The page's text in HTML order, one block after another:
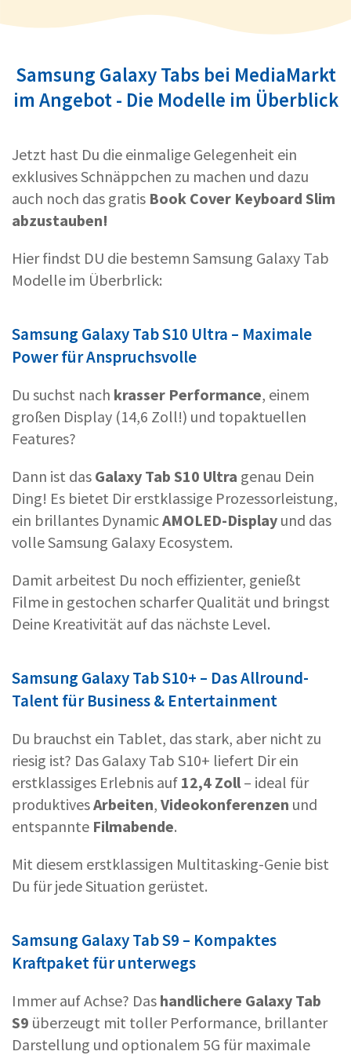
Samsung Galaxy Tabs bei MediaMarkt
im Angebot - Die Modelle im Überblick
Jetzt hast Du die einmalige Gelegenheit ein
exklusives Schnäppchen zu machen und dazu
auch noch das gratis Book Cover Keyboard Slim
abzustauben!
Hier findst DU die bestemn Samsung Galaxy Tab
Modelle im Überbrlick:
Samsung Galaxy Tab S10 Ultra – Maximale
Power für Anspruchsvolle
Du suchst nach krasser Performance, einem
großen Display (14,6 Zoll!) und topaktuellen
Features?
Dann ist das Galaxy Tab S10 Ultra genau Dein
Ding! Es bietet Dir erstklassige Prozessorleistung,
ein brillantes DynamicAMOLED-Display und das
volle Samsung Galaxy Ecosystem.
Damit arbeitest Du noch effizienter, genießt
Filme in gestochen scharfer Qualität und bringst
Deine Kreativität auf das nächste Level.
Samsung Galaxy Tab S10+ – Das Allround-
Talent für Business & Entertainment
Du brauchst ein Tablet, das stark, aber nicht zu
riesig ist? Das Galaxy Tab S10+ liefert Dir ein
erstklassiges Erlebnis auf 12,4 Zoll – ideal für
produktivesArbeiten, Videokonferenzen und
entspannte Filmabende.
Mit diesem erstklassigen Multitasking-Genie bist
Du für jede Situation gerüstet.
Samsung Galaxy Tab S9 – Kompaktes
Kraftpaket für unterwegs
Immer auf Achse? Das handlichere Galaxy Tab
S9 überzeugt mit toller Performance, brillanter
Darstellung und optionalem 5G für maximale